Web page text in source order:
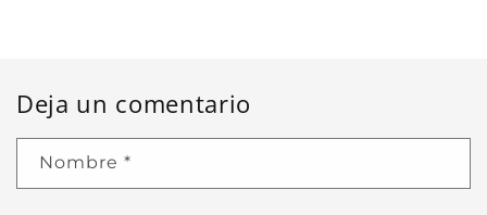
Deja un comentario
Nombre *